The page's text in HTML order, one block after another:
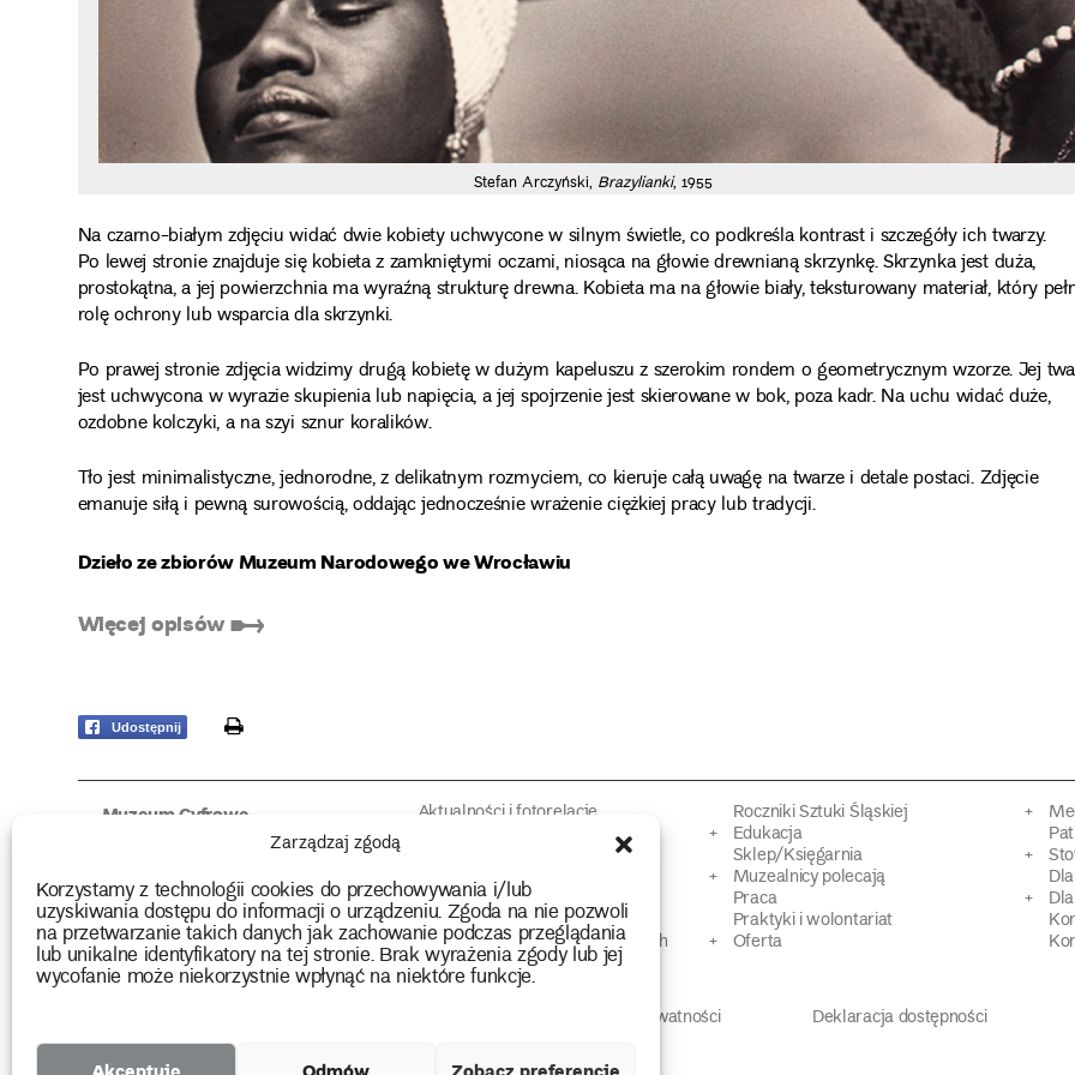
Zarządzaj zgodą
Korzystamy z technologii cookies do przechowywania i/lub
uzyskiwania dostępu do informacji o urządzeniu. Zgoda na nie pozwoli
na przetwarzanie takich danych jak zachowanie podczas przeglądania
lub unikalne identyfikatory na tej stronie. Brak wyrażenia zgody lub jej
wycofanie może niekorzystnie wpłynąć na niektóre funkcje.
Akceptuję Odmów Zobacz preferencje
Stefan Arczyński, Brazylianki, 1955
Na czarno-białym zdjęciu widać dwie kobiety uchwycone w silnym świetle, co podkreśla kontrast i szczegóły ich twarzy.
Po lewej stronie znajduje się kobieta z zamkniętymi oczami, niosąca na głowie drewnianą skrzynkę. Skrzynka jest duża,
prostokątna, a jej powierzchnia ma wyraźną strukturę drewna. Kobieta ma na głowie biały, teksturowany materiał, który
rolę ochrony lub wsparcia dla skrzynki.
Po prawej stronie zdjęcia widzimy drugą kobietę w dużym kapeluszu z szerokim rondem o geometrycznym wzorze. Jej
jest uchwycona w wyrazie skupienia lub napięcia, a jej spojrzenie jest skierowane w bok, poza kadr. Na uchu widać duże,
ozdobne kolczyki, a na szyi sznur koralików.
Tło jest minimalistyczne, jednorodne, z delikatnym rozmyciem, co kieruje całą uwagę na twarze i detale postaci. Zdjęcie
emanuje siłą i pewną surowością, oddając jednocześnie wrażenie ciężkiej pracy lub tradycji.
Dzieło ze zbiorów Muzeum Narodowego we Wrocławiu
Więcej opisów ➸
Udostępnij print
Muzeum Cyfrowe
Użyczenia obiektów
Biblioteka
Wydawnictwo
Multimedia
Aktualności i fotorelacje
Muzealne rozmowy
Kolekcja
Europejskie Dni Dziedzictwa
Programy badań strat wojennych
Roczniki Sztuki Śląskiej
Edukacja
Sklep/Księgarnia
Muzealnicy polecają
Praca
Praktyki i wolontariat
Oferta
Polityka prywatności Deklaracja dostępności